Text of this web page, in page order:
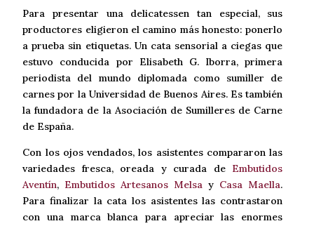
Para presentar una delicatessen tan especial, sus
productores eligieron el camino más honesto: ponerlo
a prueba sin etiquetas. Un cata sensorial a ciegas que
estuvo conducida por Elisabeth G. Iborra, primera
periodista del mundo diplomada como sumiller de
carnes por la Universidad de Buenos Aires. Es también
la fundadora de la Asociación de Sumilleres de Carne
de España.
Con los ojos vendados, los asistentes compararon las
variedades fresca, oreada y curada deEmbutidos
Aventín, Embutidos Artesanos Melsa y Casa Maella.
Para finalizar la cata los asistentes las contrastaron
con una marca blanca para apreciar las enormes